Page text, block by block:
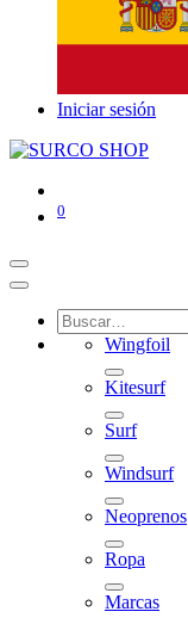
Iniciar sesión
0
Wingfoil
Kitesurf
Surf
Windsurf
Neoprenos
Ropa
Marcas